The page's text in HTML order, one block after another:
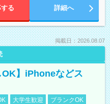
る 詳細へ
掲載日：2026.08.07
OK】iPhoneなどス
大学生歓迎
ブランクOK